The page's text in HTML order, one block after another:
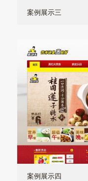
案例展示三
案例展示四